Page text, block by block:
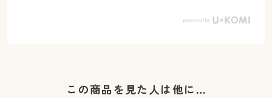
この商品を見た人は他に…